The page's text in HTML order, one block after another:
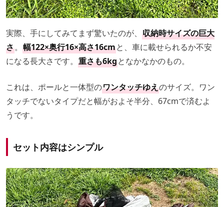
実際、手にしてみてまず驚いたのが、 収納時サイズの巨大
さ。 幅122×奥行16×高さ16cmと、車に載せられるか不安
になる長大さです。 重さも6kgとなかなかのもの。
これは、ポールと一体型のワンタッチゆえのサイズ。ワン
タッチでないタイプだと幅がおよそ半分、67cmで済むよ
うです。
セット内容はシンプル